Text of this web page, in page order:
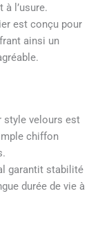
l’usure.
est conçu pour
ainsi un
velours est
chiffon
garantit stabilité
durée de vie à